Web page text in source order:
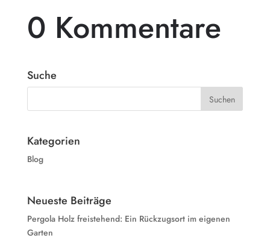
0 Kommentare
Suche
Kategorien
Blog
Neueste Beiträge
Pergola Holz freistehend: Ein Rückzugsort im eigenen
Garten